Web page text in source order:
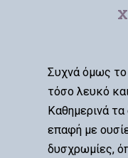
Συχνά όμως το
τόσο λευκό
Καθημερινά τα
επαφή με
δυσχρωμίες,